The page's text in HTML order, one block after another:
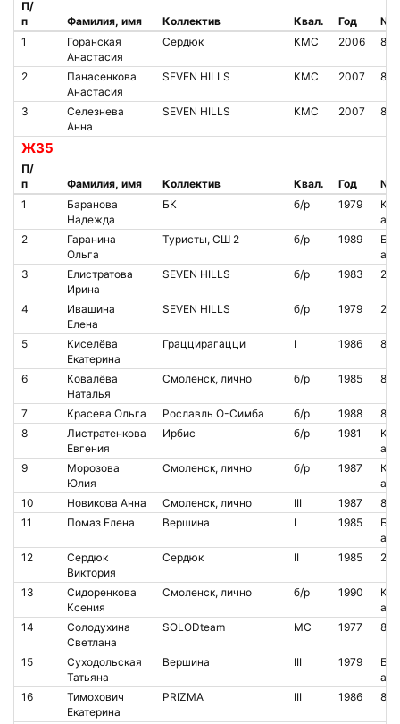
П/
п
Фамилия, имя Коллектив Квал. Год
№
1
Горанская
Анастасия
Сердюк КМС 2006
2
Панасенкова
Анастасия
SEVEN HILLS КМС 2007
3
Селезнева
Анна
SEVEN HILLS КМС 2007
Ж35
П/
п
Фамилия, имя Коллектив Квал. Год
№
1
Баранова
Надежда
БК б/р 1979
2
Гаранина
Ольга
Туристы, СШ 2 б/р 1989
3
Елистратова
Ирина
SEVEN HILLS б/р 1983
4
Ивашина
Елена
SEVEN HILLS б/р 1979
5
Киселёва
Екатерина
Граццирагацци I 1986
6
Ковалёва
Наталья
Смоленск, лично б/р 1985
7 Красева Ольга Рославль О-Симба б/р 1988
8
Листратенкова
Евгения
Ирбис б/р 1981
9
Морозова
Юлия
Смоленск, лично б/р 1987
10
Новикова Анна Смоленск, лично III 1987
11
Помаз Елена Вершина I 1985
12
Сердюк
Виктория
Сердюк II 1985
13
Сидоренкова
Ксения
Смоленск, лично б/р 1990
14
Солодухина
Светлана
SOLODteam МС 1977
15
Суходольская
Татьяна
Вершина III 1979
16
Тимохович
Екатерина
PRIZMA III 1986